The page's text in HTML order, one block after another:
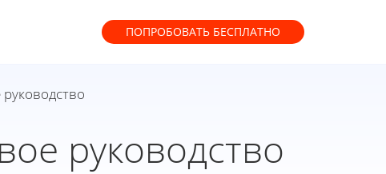
ПОПРОБОВАТЬ БЕСПЛАТНО
руководство